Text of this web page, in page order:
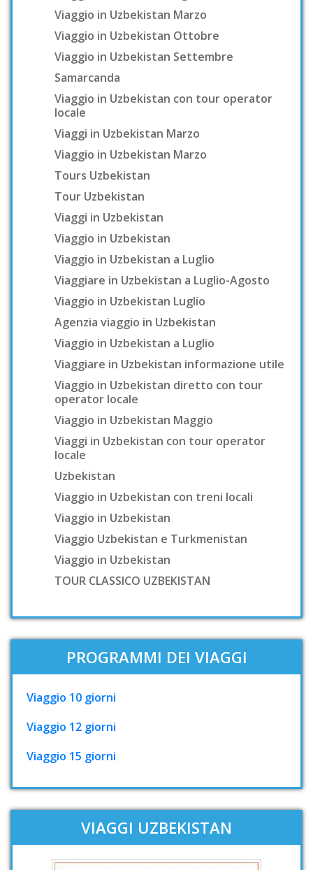
Viaggio in Uzbekistan Marzo
Viaggio in Uzbekistan Ottobre
Viaggio in Uzbekistan Settembre
Samarcanda
Viaggio in Uzbekistan con tour operator
locale
Viaggi in Uzbekistan Marzo
Viaggio in Uzbekistan Marzo
Tours Uzbekistan
Tour Uzbekistan
Viaggi in Uzbekistan
Viaggio in Uzbekistan
Viaggio in Uzbekistan a Luglio
Viaggiare in Uzbekistan a Luglio-Agosto
Viaggio in Uzbekistan Luglio
Agenzia viaggio in Uzbekistan
Viaggio in Uzbekistan a Luglio
Viaggiare in Uzbekistan informazione utile
Viaggio in Uzbekistan diretto con tour
operator locale
Viaggio in Uzbekistan Maggio
Viaggi in Uzbekistan con tour operator
locale
Uzbekistan
Viaggio in Uzbekistan con treni locali
Viaggio in Uzbekistan
Viaggio Uzbekistan e Turkmenistan
Viaggio in Uzbekistan
TOUR CLASSICO UZBEKISTAN
PROGRAMMI DEI VIAGGI
Viaggio 10 giorni
Viaggio 12 giorni
Viaggio 15 giorni
VIAGGI UZBEKISTAN